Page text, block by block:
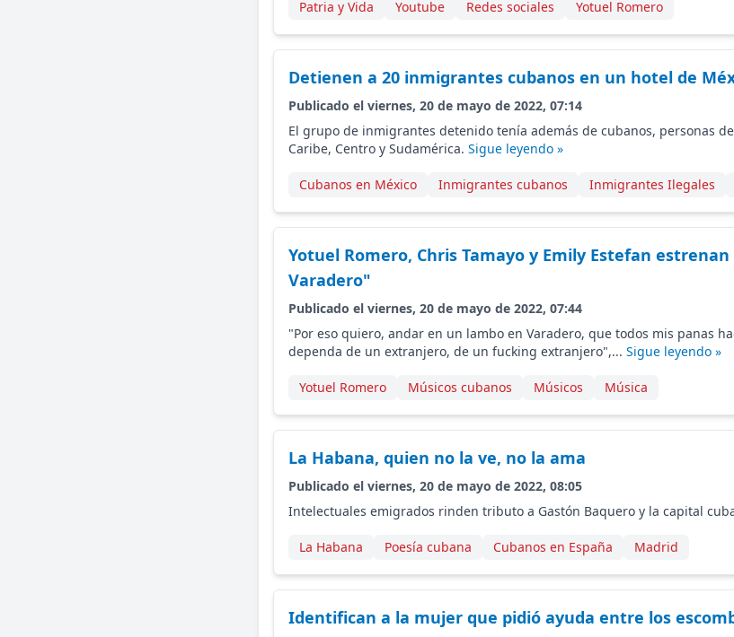
Patria y Vida Youtube Redes sociales Yotuel Romero
Detienen a 20 inmigrantes cubanos en un hotel de
Publicado el viernes, 20 de mayo de 2022, 07:14
El grupo de inmigrantes detenido tenía además de cubanos, personas
Caribe, Centro y Sudamérica. Sigue leyendo »
Cubanos en México Inmigrantes cubanos Inmigrantes Ilegales
Yotuel Romero, Chris Tamayo y Emily Estefan
Varadero"
Publicado el viernes, 20 de mayo de 2022, 07:44
"Por eso quiero, andar en un lambo en Varadero, que todos mis panas
dependa de un extranjero, de un fucking extranjero",... Sigue leyendo »
Yotuel Romero Músicos cubanos Músicos Música
La Habana, quien no la ve, no la ama
Publicado el viernes, 20 de mayo de 2022, 08:05
Intelectuales emigrados rinden tributo a Gastón Baquero y la capital
La Habana Poesía cubana Cubanos en España Madrid
Identifican a la mujer que pidió ayuda entre los